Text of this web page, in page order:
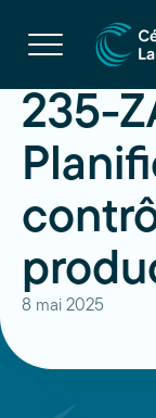
Ouvrir
la
navigation
site
235-
8 mai 2025